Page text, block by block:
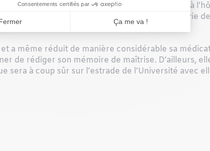
Chanel partout où elle se rend : à l’Université, à
de ce chien dévoué a véritablement changé la vie
a même réduit de manière considérable sa
de rédiger son mémoire de maîtrise. D’ailleurs,
sera à coup sûr sur l’estrade de l’Université avec